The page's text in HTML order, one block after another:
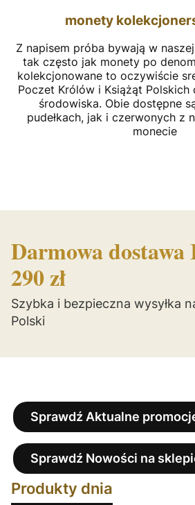
monety
Z napisem próba bywają w
tak często jak monety po
kolekcjonowane to oczywiście
Poczet Królów i Książąt Polskich
środowiska. Obie dostępne
pudełkach, jak i czerwonych z
monecie
Darmowa dostawa
290 zł
Szybka i bezpieczna wysyłka
Polski
Sprawdź Aktualne
Sprawdź Nowości na
Produkty dnia